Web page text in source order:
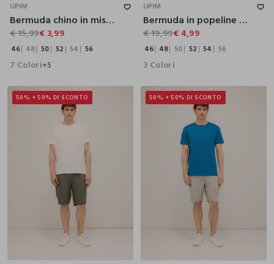
UPIM
Bermuda chino in misto cotone uomo
€ 15,99€ 3,99
46 48 50 52 54 56
7 Colori+5
UPIM
Bermuda in popeline di cotone uomo
€ 19,99€ 4,99
46 48 50 52 54 56
3 Colori
50% + 50% DI SCONTO
50 54
50% + 50% DI SCONTO
50 54